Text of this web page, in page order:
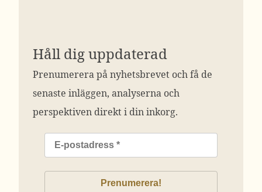
Håll dig uppdaterad
Prenumerera på nyhetsbrevet och få de
senaste inläggen, analyserna och
perspektiven direkt i din inkorg.